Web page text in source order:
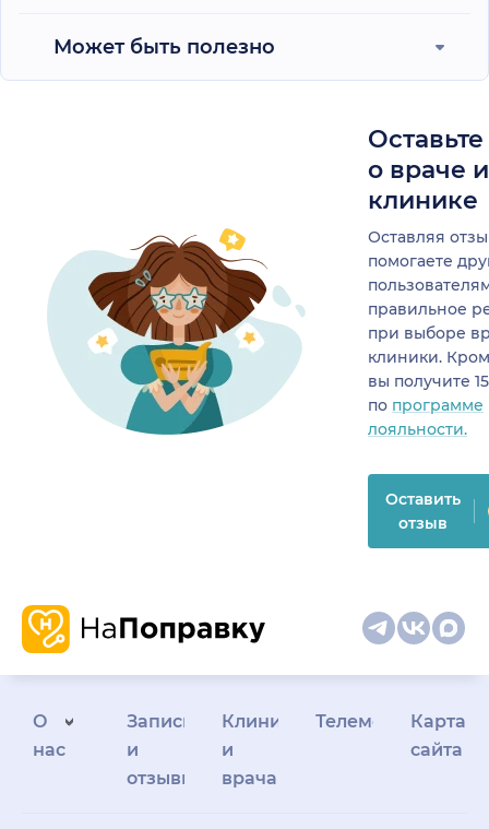
Может быть полезно
о враче
клинике
Оставляя
помогаете
правильное
при выборе
клиники.
вы получите
по программе
лояльности.
Оставить
отзыв
О
нас
Запись
и
отзывы
Клиникам
и
врачам
Телемедицина
Карта
сайта